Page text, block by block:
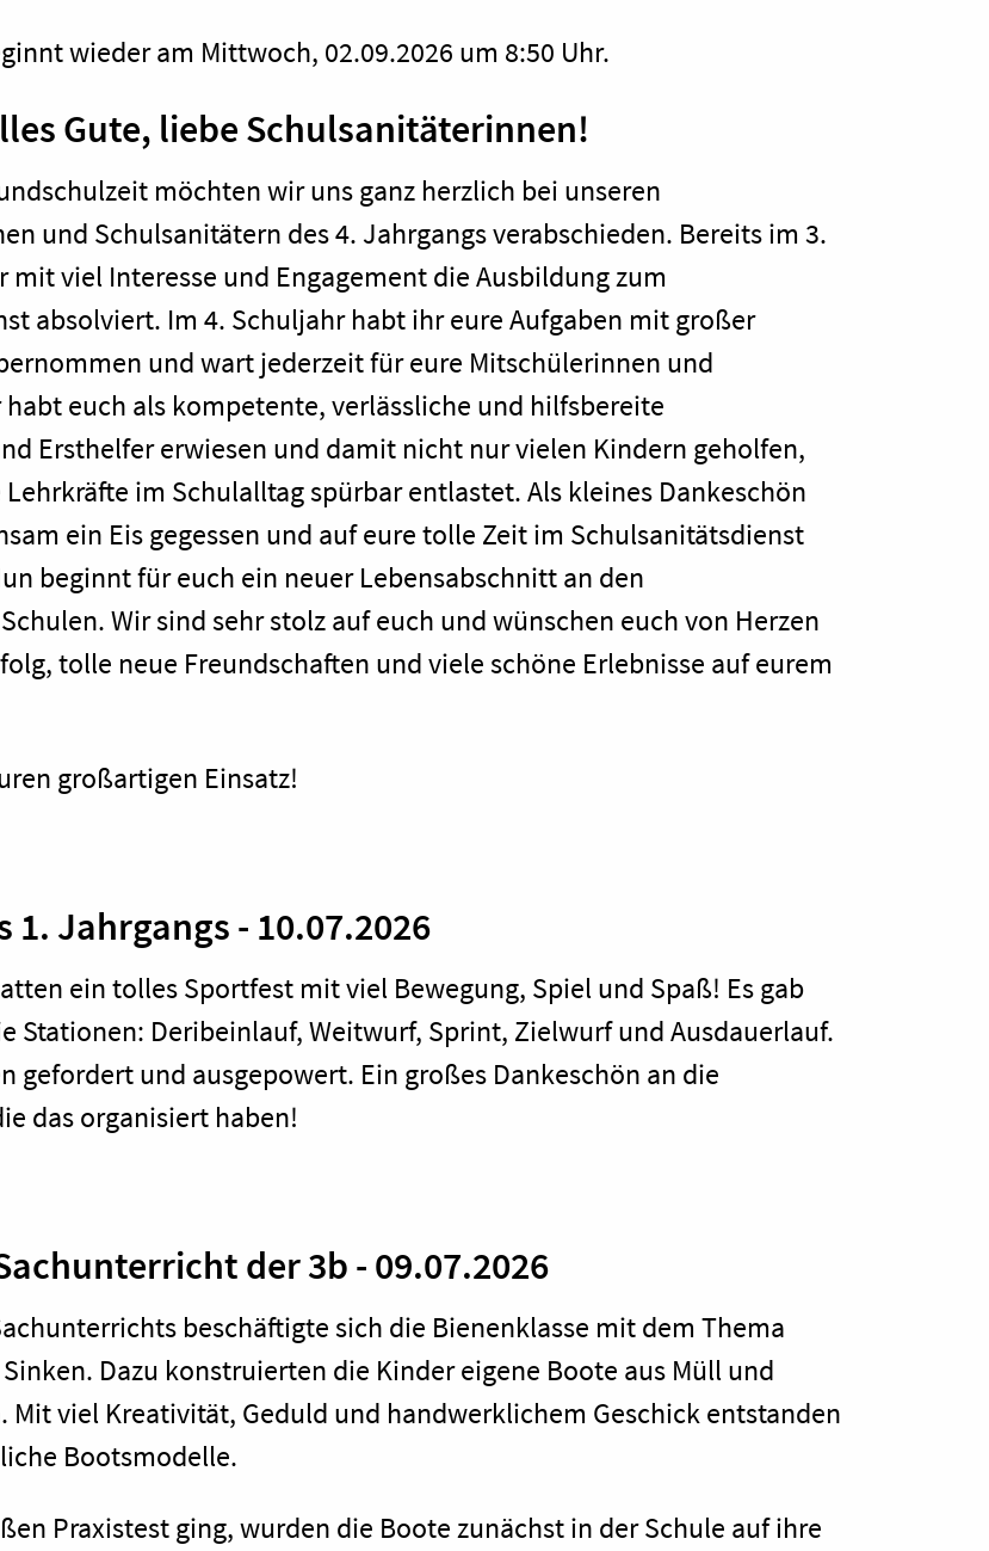
wieder am Mittwoch, 02.09.2026 um 8:50 Uhr.
Gute, liebe Schulsanitäterinnen!
möchten wir uns ganz herzlich bei unseren
und Schulsanitätern des 4. Jahrgangs verabschieden. Bereits im 3.
mit viel Interesse und Engagement die Ausbildung zum
absolviert. Im 4. Schuljahr habt ihr eure Aufgaben mit großer
und wart jederzeit für eure Mitschülerinnen und
habt euch als kompetente, verlässliche und hilfsbereite
Ersthelfer erwiesen und damit nicht nur vielen Kindern geholfen,
im Schulalltag spürbar entlastet. Als kleines Dankeschön
ein Eis gegessen und auf eure tolle Zeit im Schulsanitätsdienst
beginnt für euch ein neuer Lebensabschnitt an den
Wir sind sehr stolz auf euch und wünschen euch von Herzen
tolle neue Freundschaften und viele schöne Erlebnisse auf eurem
großartigen Einsatz!
1. Jahrgangs - 10.07.2026
ein tolles Sportfest mit viel Bewegung, Spiel und Spaß! Es gab
Stationen: Deribeinlauf, Weitwurf, Sprint, Zielwurf und Ausdauerlauf.
gefordert und ausgepowert. Ein großes Dankeschön an die
das organisiert haben!
der 3b - 09.07.2026
beschäftigte sich die Bienenklasse mit dem Thema
Dazu konstruierten die Kinder eigene Boote aus Müll und
viel Kreativität, Geduld und handwerklichem Geschick entstanden
Bootsmodelle.
Praxistest ging, wurden die Boote zunächst in der Schule auf ihre